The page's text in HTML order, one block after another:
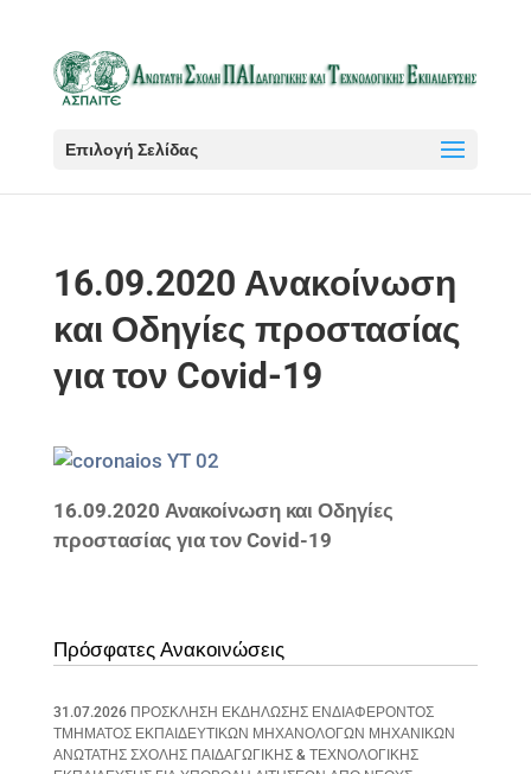
Επιλογή Σελίδας
16.09.2020 Ανακοίνωση
και Οδηγίες προστασίας
για τον Covid-19
16.09.2020 Ανακοίνωση και Οδηγίες
προστασίας για τον Covid-19
Πρόσφατες Ανακοινώσεις
31.07.2026 ΠΡΟΣΚΛΗΣΗ ΕΚΔΗΛΩΣΗΣ ΕΝΔΙΑΦΕΡΟΝΤΟΣ
ΤΜΗΜΑΤΟΣ ΕΚΠΑΙΔΕΥΤΙΚΩΝ ΜΗΧΑΝΟΛΟΓΩΝ ΜΗΧΑΝΙΚΩΝ
ΑΝΩΤΑΤΗΣ ΣΧΟΛΗΣ ΠΑΙΔΑΓΩΓΙΚΗΣ & ΤΕΧΝΟΛΟΓΙΚΗΣ